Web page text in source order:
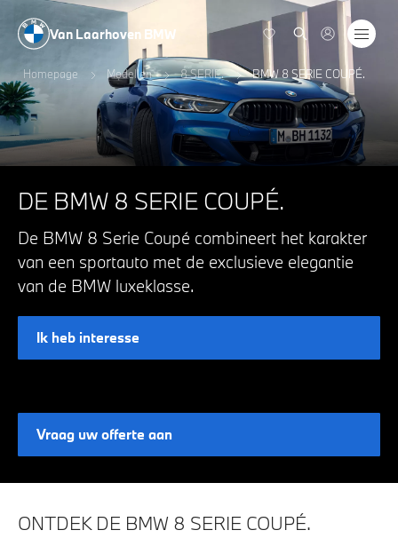
Van Laarhoven BMW
Homepage Modellen 8 SERIE. BMW 8 SERIE COUPÉ.
DE BMW 8 SERIE COUPÉ.
De BMW 8 Serie Coupé combineert het karakter
van een sportauto met de exclusieve elegantie
van de BMW luxeklasse.
Ik heb interesse
Vraag uw offerte aan
ONTDEK DE BMW 8 SERIE COUPÉ.